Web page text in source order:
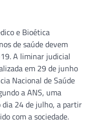
e Bioética
de saúde devem
A liminar judicial
em 29 de junho
Nacional de Saúde
a ANS, uma
dia 24 de julho, a partir
com a sociedade.